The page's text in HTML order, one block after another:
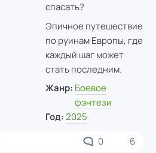
спасать?
Эпичное путешествие
по руинам Европы, где
каждый шаг может
стать последним.
Жанр: Боевое
фэнтези
Год: 2025
0 6